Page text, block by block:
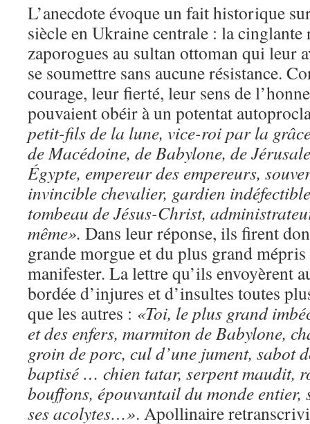
L’anecdote évoque un fait historique
siècle en Ukraine centrale : la cinglante
zaporogues au sultan ottoman qui leur
se soumettre sans aucune résistance.
courage, leur fierté, leur sens de
pouvaient obéir à un potentat
petit-fils de la lune, vice-roi par la
de Macédoine, de Babylone, de
Égypte, empereur des empereurs,
invincible chevalier, gardien
tombeau de Jésus-Christ,
même». Dans leur réponse, ils firent
grande morgue et du plus grand
manifester. La lettre qu’ils envoyèrent
bordée d’injures et d’insultes toutes
que les autres : «Toi, le plus grand
et des enfers, marmiton de Babylone,
groin de porc, cul d’une jument, sabot
baptisé … chien tatar, serpent maudit,
bouffons, épouvantail du monde entier,
ses acolytes…». Apollinaire